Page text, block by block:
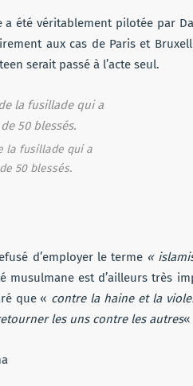
été véritablement pilotée par
aux cas de Paris et
serait passé à l’acte seul.
la fusillade qui a
50 blessés.
d’employer le terme «
musulmane est d’ailleurs très
que « contre la haine et la
les uns contre les autres«